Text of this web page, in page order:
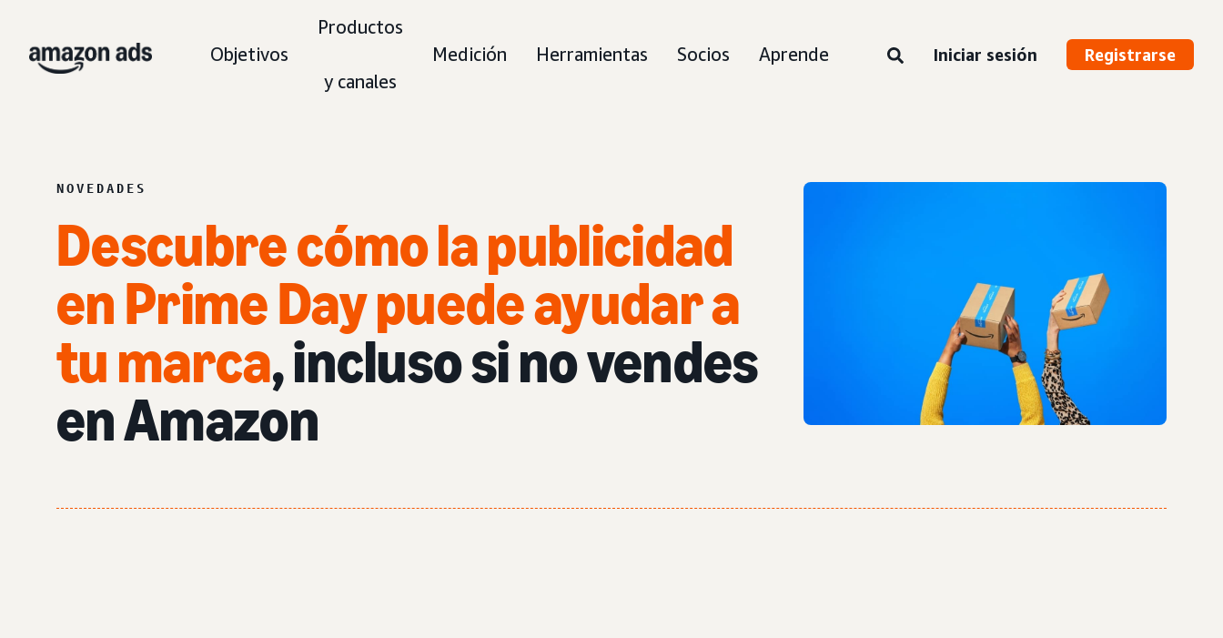
Objetivos
Productos
y canales
Medición Herramientas Socios Aprende Iniciar sesión Registrarse
NOVEDADES
Descubre cómo la publicidad
en Prime Day puede ayudar a
tu marca, incluso si no vendes
en Amazon